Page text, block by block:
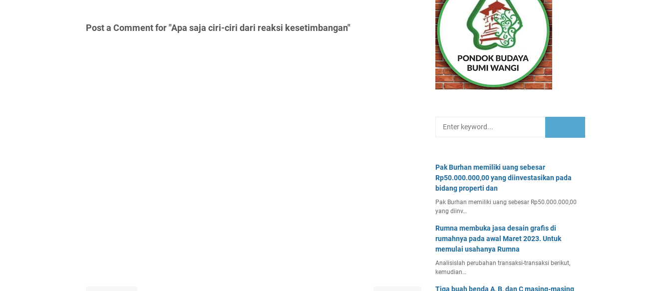
Post a Comment for "Apa saja ciri-ciri dari reaksi kesetimbangan"
Pak Burhan memiliki uang sebesar
Rp50.000.000,00 yang diinvestasikan pada
bidang properti dan
Pak Burhan memiliki uang sebesar Rp50.000.000,00
yang diinv…
Rumna membuka jasa desain grafis di
rumahnya pada awal Maret 2023. Untuk
memulai usahanya Rumna
Analisislah perubahan transaksi-transaksi berikut,
kemudian…
Tiga buah benda A, B, dan C masing-masing